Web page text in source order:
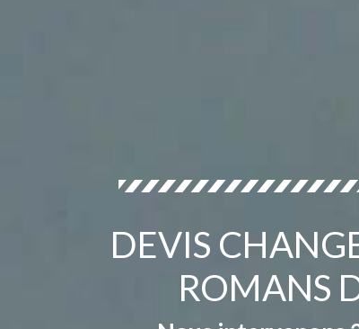
DEVIS
ROMANS